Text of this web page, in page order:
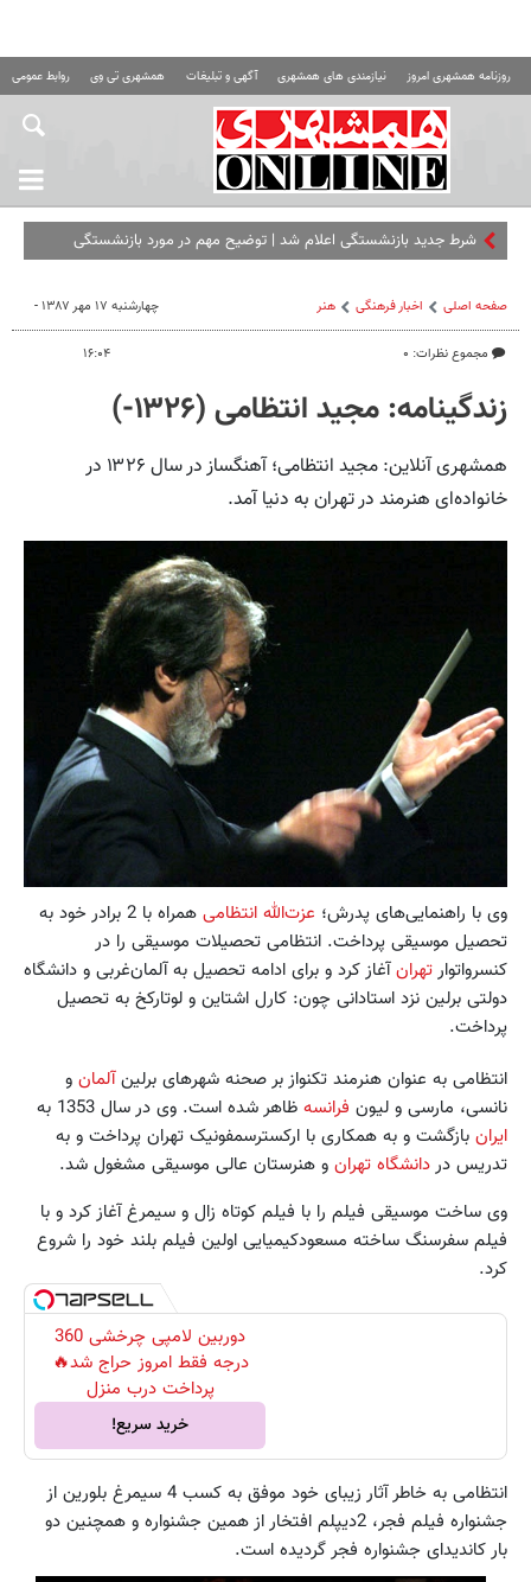
روزنامه همشهری امروز نیازمندی های همشهری آگهی و تبلیغات همشهری تی وی روابط عمومی
شرط جدید بازنشستگی اعلام شد | توضیح مهم در مورد بازنشستگی
صفحه اصلی اخبار فرهنگی هنر
مجموع نظرات: ۰
چهارشنبه ۱۷ مهر ۱۳۸۷ -
۱۶:۰۴
زندگینامه: مجید انتظامی (۱۳۲۶-)
همشهری آنلاین: مجید انتظامی؛ آهنگساز در سال ۱۳۲۶ در
خانواده‌ای هنرمند در تهران به دنیا آمد.
وی با راهنمایی‌های پدرش؛ عزت‌الله انتظامی
همراه با 2 برادر خود به
تحصیل موسیقی پرداخت. انتظامی تحصیلات موسیقی را در
کنسرواتوار تهرانآغاز کرد و برای ادامه تحصیل به آلمان‌غربی و دانشگاه
دولتی برلین نزد استادانی چون: کارل اشتاین و لوتارکخ به تحصیل
پرداخت.
انتظامی به عنوان هنرمند تکنواز بر صحنه شهرهای برلینآلمان و
نانسی، مارسی و لیون فرانسه ظاهر شده است. وی در سال 1353 به
ایران بازگشت و به همکاری با ارکسترسمفونیک تهران پرداخت و به
تدریس در دانشگاه تهران و هنرستان عالی موسیقی مشغول شد.
وی ساخت موسیقی فیلم را با فیلم کوتاه زال و سیمرغ آغاز کرد و با
فیلم سفرسنگ ساخته مسعودکیمیایی اولین فیلم بلند خود را شروع
کرد.
دوربین لامپی چرخشی 360
درجه فقط امروز حراج شد🔥
پرداخت درب منزل
خرید سریع!
انتظامی به خاطر آثار زیبای خود موفق به کسب 4 سیمرغ بلورین از
جشنواره فیلم فجر، 2دیپلم افتخار از همین جشنواره و همچنین دو
بار کاندیدای جشنواره فجر گردیده است.